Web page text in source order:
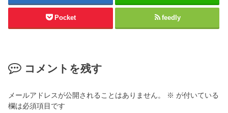
Pocket feedly
コメントを残す
メールアドレスが公開されることはありません。 ※ が付いている
欄は必須項目です